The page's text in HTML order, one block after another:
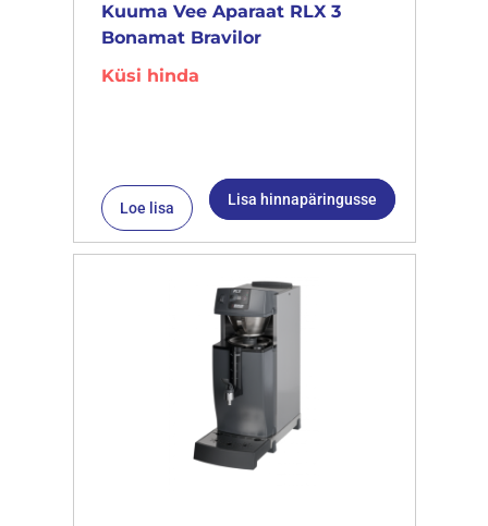
Kuuma Vee Aparaat RLX 3
Bonamat Bravilor
Küsi hinda
Loe lisa Lisa hinnapäringusse